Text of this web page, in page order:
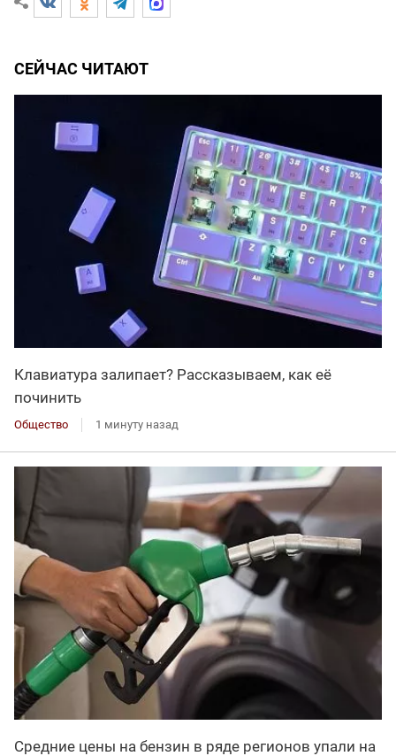
СЕЙЧАС ЧИТАЮТ
Клавиатура залипает? Рассказываем, как её
починить
Общество 1 минуту назад
Средние цены на бензин в ряде регионов упали на